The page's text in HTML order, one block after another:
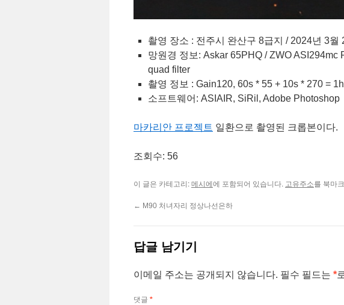
촬영 장소 : 전주시 완산구 8급지 / 2024년 3월
망원경 정보: Askar 65PHQ / ZWO ASI294mc
quad filter
촬영 정보 : Gain120, 60s * 55 + 10s * 270 =
소프트웨어: ASIAIR, SiRil, Adobe Photoshop
마카리안 프로젝트 일환으로 촬영된 크롭본이다.
조회수: 56
이 글은 카테고리: 메시에 에 포함되어 있습니다. 고유주소를 북마
← M90 처녀자리 정상나선은하
답글 남기기
이메일 주소는 공개되지 않습니다. 필수 필드는 *
댓글 *